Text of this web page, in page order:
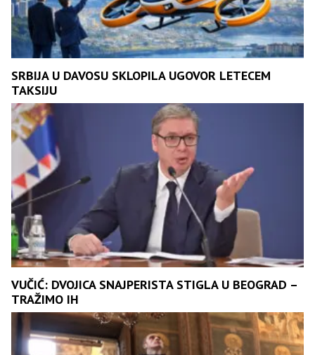
SRBIJA U DAVOSU SKLOPILA UGOVOR LETECEM
TAKSIJU
VUČIĆ: DVOJICA SNAJPERISTA STIGLA U BEOGRAD –
TRAŽIMO IH